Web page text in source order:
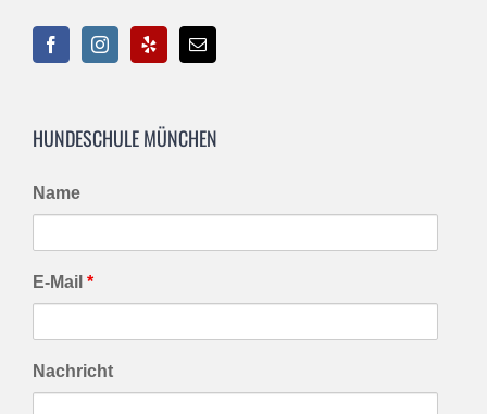
HUNDESCHULE MÜNCHEN
Name
E-Mail *
Nachricht